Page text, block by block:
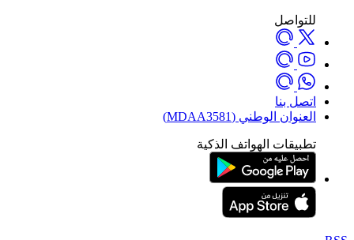
للتواصل
اتصل بنا
العنوان الوطني (MDAA3581)
تطبيقات الهواتف الذكية